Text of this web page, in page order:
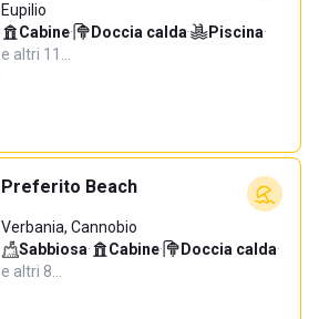
Eupilio
Cabine· Doccia calda· Piscina·
e altri 11…
Preferito Beach
Verbania, Cannobio
Sabbiosa· Cabine· Doccia calda·
e altri 8…